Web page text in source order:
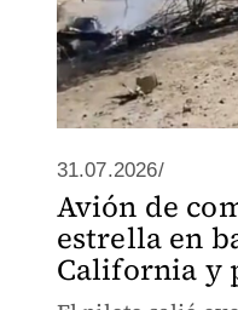
31.07.2026/
Avión de
estrella en
California y